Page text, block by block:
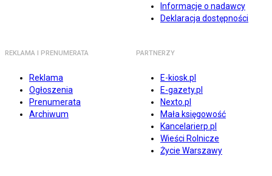
Informacje o nadawcy
Deklaracja dostępności
REKLAMA I PRENUMERATA
Reklama
Ogłoszenia
Prenumerata
Archiwum
PARTNERZY
E-kiosk.pl
E-gazety.pl
Nexto.pl
Mała księgowość
Kancelarierp.pl
Wieści Rolnicze
Życie Warszawy